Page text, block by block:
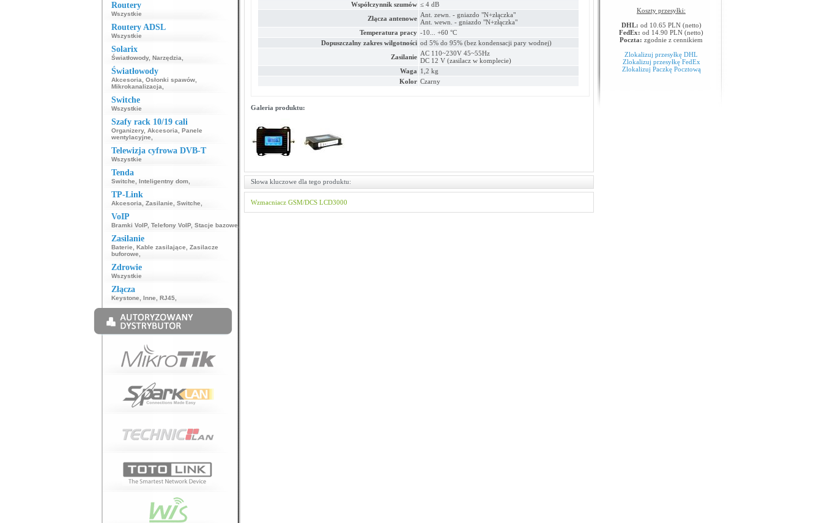
Routery
Wszystkie
Routery ADSL
Wszystkie
Solarix
Światłowody, Narzędzia
Światłowody
Akcesoria Osłonki spawów,
Mikrokanalizacja
Switche
Wszystkie
Szafy rack 10/19 cali
Organizery, Akcesoria
Panele
wentylacyjne
Telewizja cyfrowa DVB-T
Wszystkie
Tenda
Switche Inteligentny dom,
TP-Link
Akcesoria Zasilanie Switche
VoIP
Bramki VoIP, Telefony VoIP, Stacje bazowe
Zasilanie
Baterie Kable zasilające
Zasilacze
buforowe
Zdrowie
Wszystkie
Złącza
Keystone Inne RJ45,
Współczynnik szumów ≤ 4 dB
Złącza antenowe Ant. zewn. - gniazdo "N+złączka"
Ant. wewn. - gniazdo "N+złączka"
Temperatura pracy -10... +60 °C
Dopuszczalny zakres wilgotności od 5% do 95% (bez kondensacji pary wodnej)
Zasilanie AC 110~230V 45~55Hz
DC 12 V (zasilacz w komplecie)
Waga 1,2 kg
Kolor Czarny
Galeria produktu:
Słowa kluczowe dla tego produktu:
Wzmacniacz GSM/DCS LCD3000
Koszty przesyłki:
DHL: od 10.65 PLN (netto)
FedEx: od 14.90 PLN (netto)
Poczta: zgodnie z cennikiem
Zlokalizuj przesyłkę DHL
Zlokalizuj przesyłkę FedEx
Zlokalizuj Paczkę Pocztową